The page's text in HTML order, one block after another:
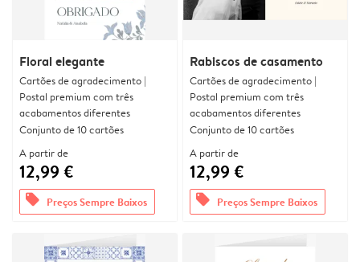
Floral elegante
Cartões de agradecimento |
Postal premium com três
acabamentos diferentes
Conjunto de 10 cartões
A partir de
12,99 €
offers Preços Sempre Baixos
Rabiscos de casamento
Cartões de agradecimento |
Postal premium com três
acabamentos diferentes
Conjunto de 10 cartões
A partir de
12,99 €
offers Preços Sempre Baixos